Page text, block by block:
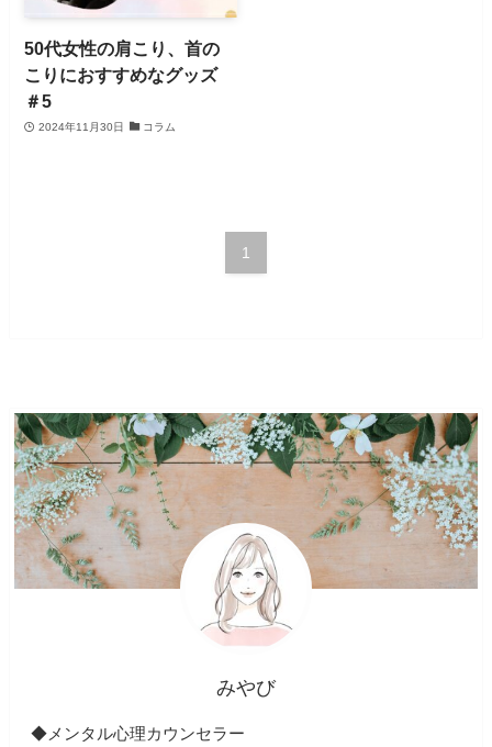
50代女性の肩こり、首の
こりにおすすめなグッズ
＃5
2024年11月30日 コラム
1
みやび
◆メンタル心理カウンセラー